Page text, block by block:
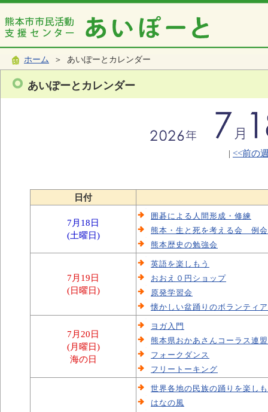
ホーム ＞ あいぽーとカレンダー
あいぽーとカレンダー
| <<前の
日付
7月18日
(土曜日)
囲碁による人間形成・修練
熊本・生と死を考える会 例会
熊本歴史の勉強会
7月19日
(日曜日)
英語を楽しもう
おおえ０円ショップ
原発学習会
懐かしい盆踊りのボランティ
7月20日
(月曜日)
海の日
ヨガ入門
熊本県おかあさんコーラス連
フォークダンス
フリートーキング
世界各地の民族の踊りを楽し
はなの風